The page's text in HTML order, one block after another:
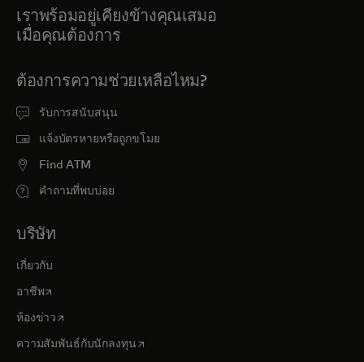
เราพร้อมอยู่เคียงข้างคุณเสมอ
เมื่อคุณต้องการ
ต้องการความช่วยเหลือไหม?
รับการสนับสนุน
แจ้งบัตรหายหรือถูกขโมย
Find ATM
คำถามที่พบบ่อย
บริษัท
เกี่ยวกับ
อาชีพopens in a new tab
ห้องข่าว opens in a new tab
ความสัมพันธ์กับนักลงทุนopens in a new tab